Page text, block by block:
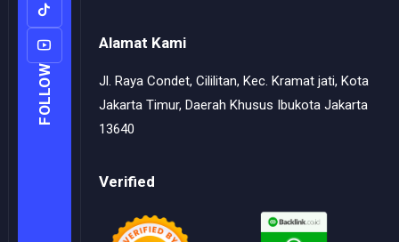
FOLLOW
Alamat Kami
Jl. Raya Condet, Cililitan, Kec. Kramat jati, Kota
Jakarta Timur, Daerah Khusus Ibukota Jakarta
13640
Verified